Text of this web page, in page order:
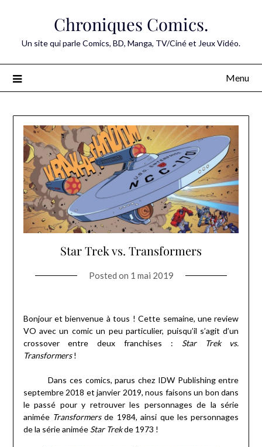
Chroniques Comics.
Un site qui parle Comics, BD, Manga, TV/Ciné et Jeux Vidéo.
Menu
Star Trek vs. Transformers
Posted on 1 mai 2019
Bonjour et bienvenue à tous ! Cette semaine, une review
VO avec un comic un peu particulier, puisqu’il s’agit d’un
crossover entre deux franchises : Star Trek vs.
Transformers!
Dans ces comics, parus chez IDW Publishing entre
septembre 2018 et janvier 2019, nous faisons un bon dans
le passé pour y retrouver les personnages de la série
animée Transformersde 1984, ainsi que les personnages
de la série animée Star Trekde 1973 !